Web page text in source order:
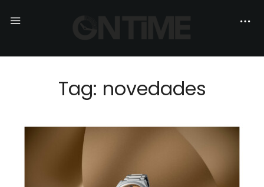
Tag: novedades